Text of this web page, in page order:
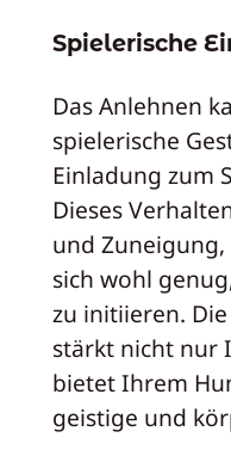
Spielerische
Das Anlehnen
spielerische
Einladung zum
Dieses
und
sich wohl
zu initiieren.
stärkt nicht nur
bietet Ihrem
geistige und